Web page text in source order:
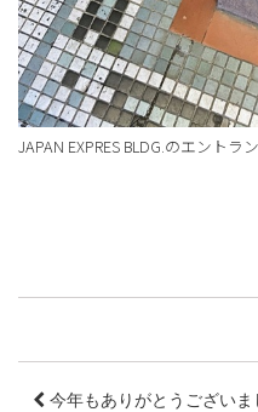
JAPAN EXPRES BLDG.のエント
今年もありがとうございま